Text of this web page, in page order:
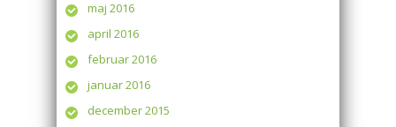
maj 2016
april 2016
februar 2016
januar 2016
december 2015